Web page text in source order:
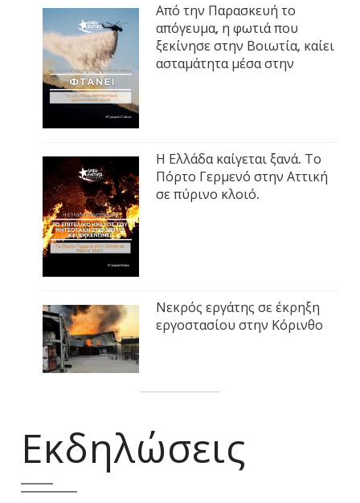
Από την Παρασκευή το
απόγευμα, η φωτιά που
ξεκίνησε στην Βοιωτία, καίει
ασταμάτητα μέσα στην
Η Ελλάδα καίγεται ξανά. Το
Πόρτο Γερμενό στην Αττική
σε πύρινο κλοιό.
Νεκρός εργάτης σε έκρηξη
εργοστασίου στην Κόρινθο
Εκδηλώσεις